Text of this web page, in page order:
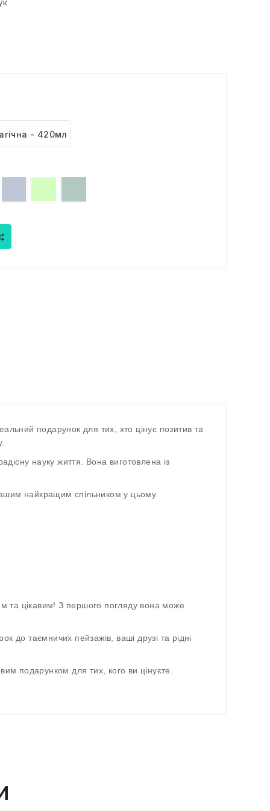
- 420мл
подарунок для тих, хто цінує позитив та
науку життя. Вона виготовлена із
найкращим спільником у цьому
та цікавим! З першого погляду вона може
до таємничих пейзажів, ваші друзі та рідні
подарунком для тих, кого ви цінуєте.